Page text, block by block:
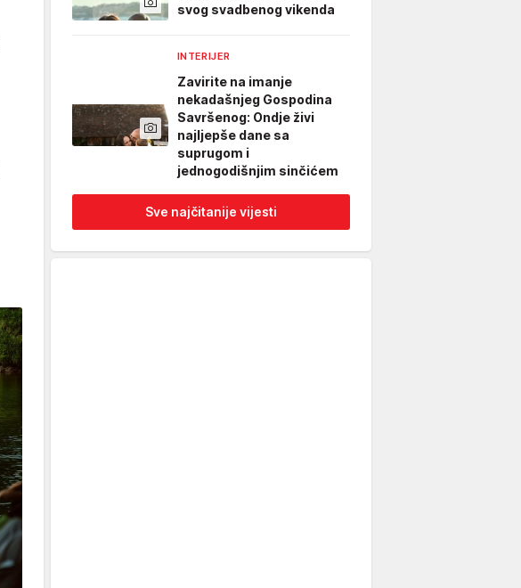
svog svadbenog vikenda
INTERIJER
Zavirite na imanje
nekadašnjeg Gospodina
Savršenog: Ondje živi
najljepše dane sa
suprugom i
jednogodišnjim sinčićem
Sve najčitanije vijesti